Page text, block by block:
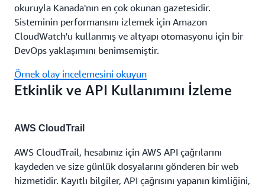
okuruyla Kanada'nın en çok okunan gazetesidir.
Sisteminin performansını izlemek için Amazon
CloudWatch'u kullanmış ve altyapı otomasyonu için bir
DevOps yaklaşımını benimsemiştir.
Örnek olay incelemesini okuyun
Etkinlik ve API Kullanımını İzleme
AWS CloudTrail
AWS CloudTrail, hesabınız için AWS API çağrılarını
kaydeden ve size günlük dosyalarını gönderen bir web
hizmetidir. Kayıtlı bilgiler, API çağrısını yapanın kimliğini,